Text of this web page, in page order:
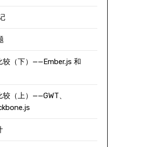
较（下）——Ember.js 和
（上）——GWT、